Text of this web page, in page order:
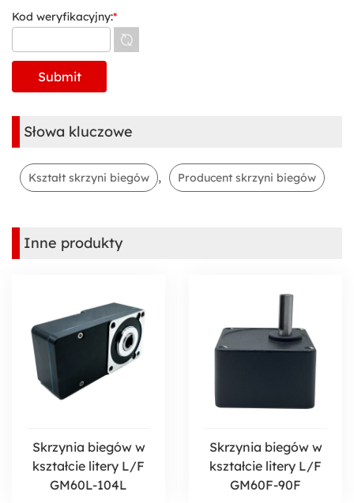
Kod weryfikacyjny:*
Słowa kluczowe
Kształt skrzyni biegów , Producent skrzyni biegów
Inne produkty
Skrzynia biegów w
kształcie litery L/F
GM60L-104L
Skrzynia biegów w
kształcie litery L/F
GM60F-90F